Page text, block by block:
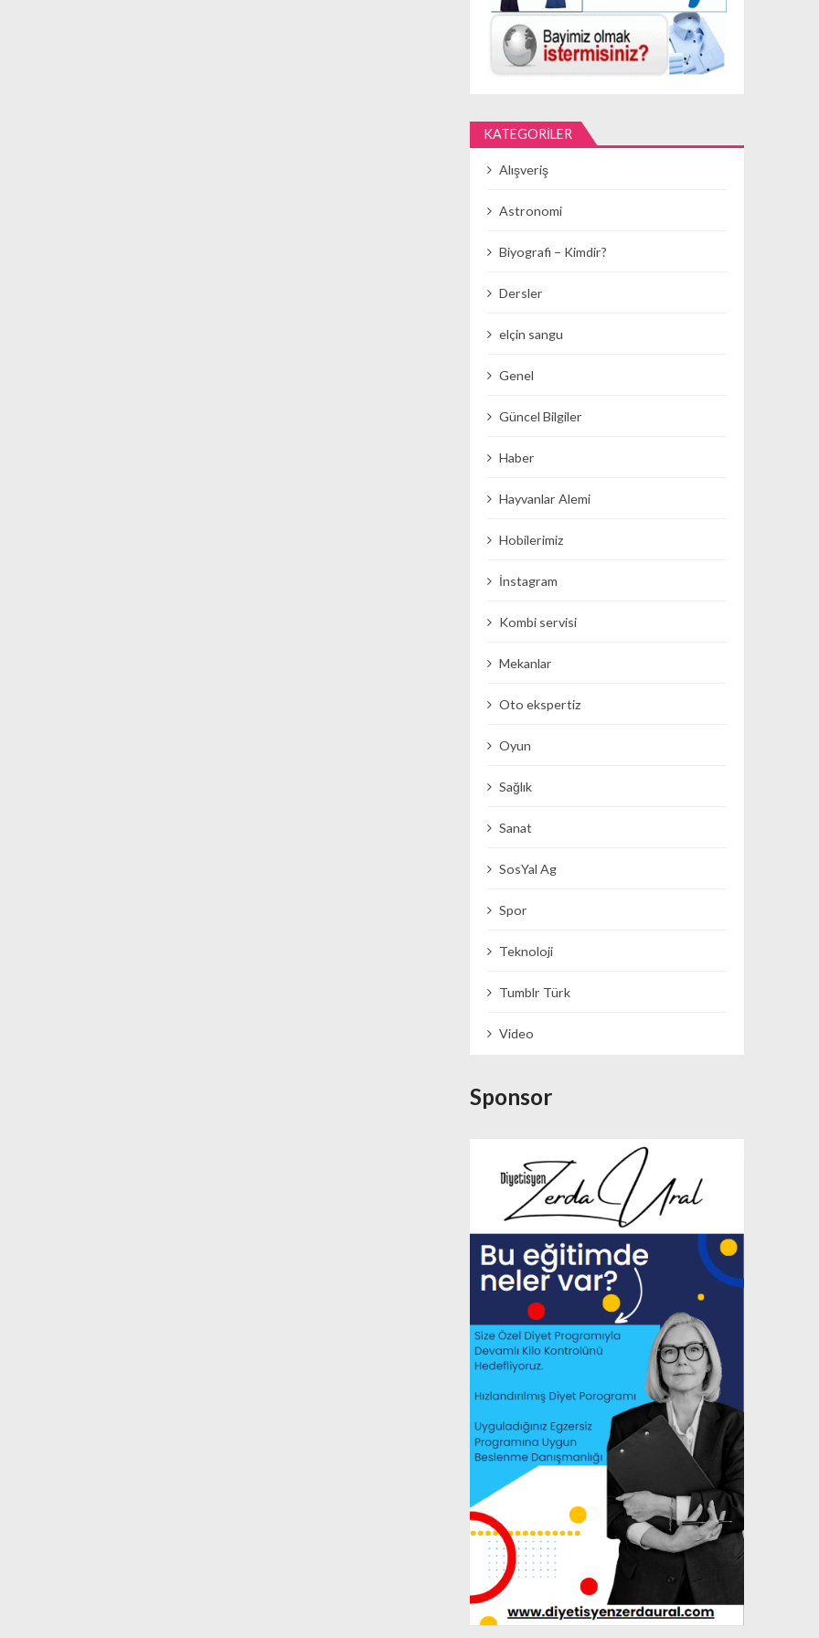
KATEGORILER
Alışveriş
Astronomi
Biyografi – Kimdir?
Dersler
elçin sangu
Genel
Güncel Bilgiler
Haber
Hayvanlar Alemi
Hobilerimiz
İnstagram
Kombi servisi
Mekanlar
Oto ekspertiz
Oyun
Sağlık
Sanat
SosYal Ag
Spor
Teknoloji
Tumblr Türk
Video
Sponsor